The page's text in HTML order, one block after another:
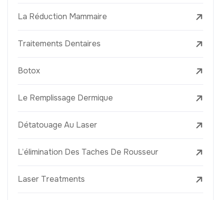
La Réduction Mammaire
Traitements Dentaires
Botox
Le Remplissage Dermique
Détatouage Au Laser
L’élimination Des Taches De Rousseur
Laser Treatments